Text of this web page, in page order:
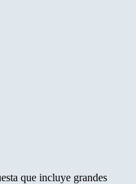
que incluye grandes